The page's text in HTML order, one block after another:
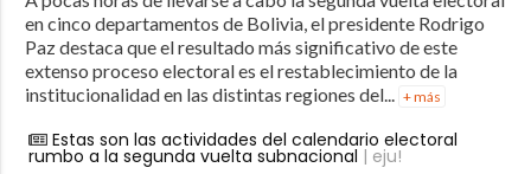
en cinco departamentos de Bolivia, el presidente Rodrigo
Paz destaca que el resultado más significativo de este
extenso proceso electoral es el restablecimiento de la
institucionalidad en las distintas regiones del... + más
Estas son las actividades del calendario electoral
rumbo a la segunda vuelta subnacional | eju!